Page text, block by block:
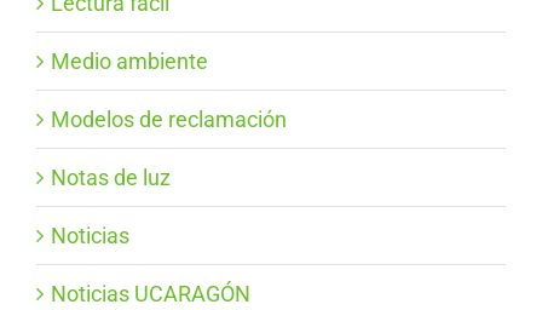
Medio ambiente
Modelos de reclamación
Notas de luz
Noticias
Noticias UCARAGÓN